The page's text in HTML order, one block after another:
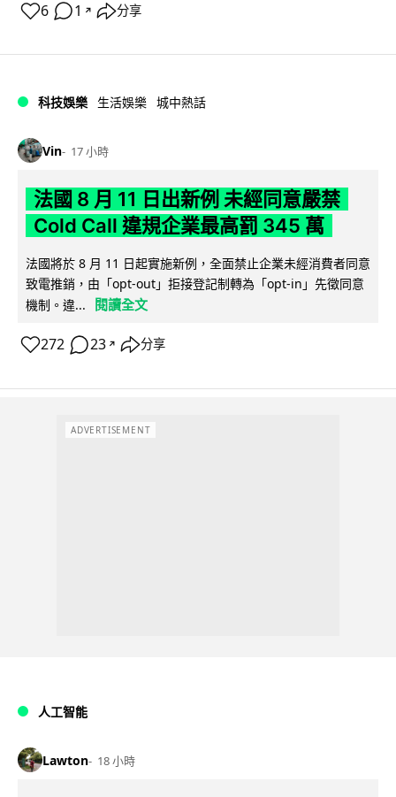
6 1 ↗ 分享
科技娛樂 生活娛樂 城中熱話
Vin 17 小時
法國 8 月 11 日出新例 未經同意嚴禁
Cold Call 違規企業最高罰 345 萬
法國將於 8 月 11 日起實施新例，全面禁止企業未經消費者同意
致電推銷，由「opt-out」拒接登記制轉為「opt-in」先徵同意
機制。違...
閱讀全文
272 23 ↗ 分享
ADVERTISEMENT
人工智能
Lawton 18 小時